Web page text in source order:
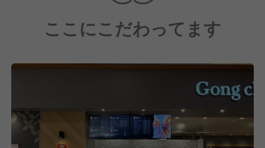
そして成長する中で大切にすることは以下の5つにな
ります。
お客様ファーストで、元気で明るく、思いやりや清潔
■ルール
責任ある行動、そして定めたルールを遵守する
ここにこだわってます